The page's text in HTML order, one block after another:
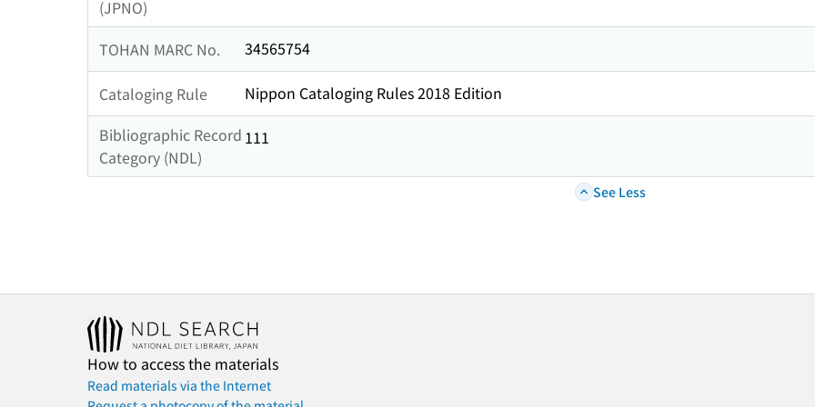
(JPNO)
TOHAN MARC No. 34565754
Cataloging Rule
Nippon Cataloging Rules 2018 Edition
Bibliographic Record
Category (NDL)
111
See Less
How to access the materials
Read materials via the Internet